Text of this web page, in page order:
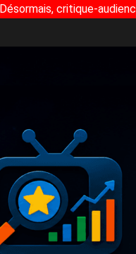
Désormais, critique-